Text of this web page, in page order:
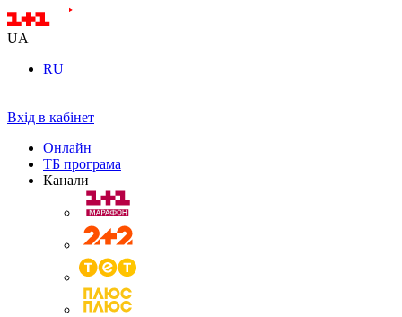
UA
RU
Вхід в кабінет
Онлайн
ТБ програма
Канали